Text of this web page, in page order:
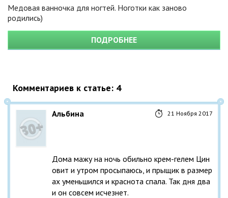
Медовая ванночка для ногтей. Ноготки как заново
родились)
ПОДРОБНЕЕ
Комментариев к статье: 4
Альбина 21 Ноября 2017
Дома мажу на ночь обильно крем-гелем Цин
овит и утром просыпаюсь, и прыщик в размер
ах уменьшился и краснота спала. Так дня два
и он совсем исчезнет.